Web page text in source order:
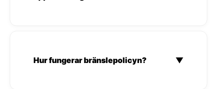
Hur fungerar bränslepolicyn? ▼